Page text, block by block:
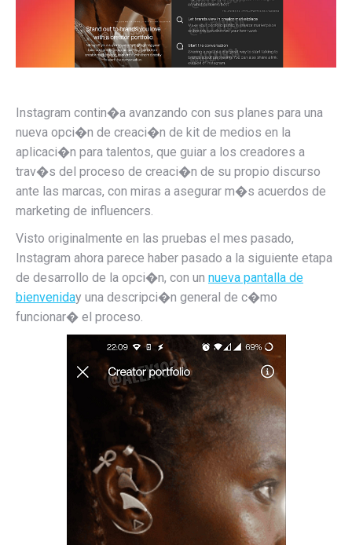
Instagram contin�a avanzando con sus planes para una
nueva opci�n de creaci�n de kit de medios en la
aplicaci�n para talentos, que guiar a los creadores a
trav�s del proceso de creaci�n de su propio discurso
ante las marcas, con miras a asegurar m�s acuerdos de
marketing de influencers.
Visto originalmente en las pruebas el mes pasado,
Instagram ahora parece haber pasado a la siguiente etapa
de desarrollo de la opci�n, con un nueva pantalla de
bienveniday una descripci�n general de c�mo
funcionar� el proceso.